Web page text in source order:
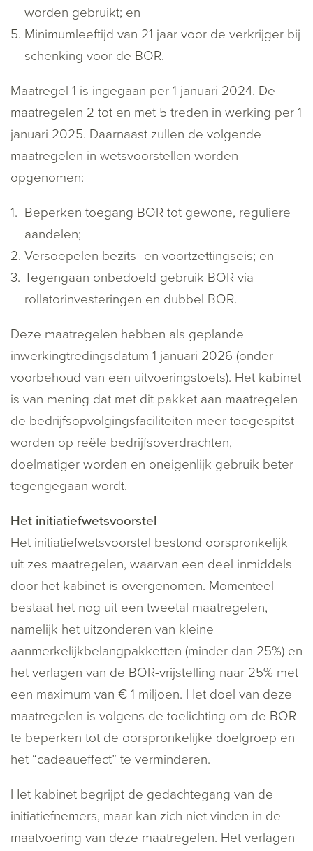
worden gebruikt; en
Minimumleeftijd van 21 jaar voor de verkrijger bij
schenking voor de BOR.
Maatregel 1 is ingegaan per 1 januari 2024. De
maatregelen 2 tot en met 5 treden in werking per 1
januari 2025. Daarnaast zullen de volgende
maatregelen in wetsvoorstellen worden
opgenomen:
Beperken toegang BOR tot gewone, reguliere
aandelen;
Versoepelen bezits- en voortzettingseis; en
Tegengaan onbedoeld gebruik BOR via
rollatorinvesteringen en dubbel BOR.
Deze maatregelen hebben als geplande
inwerkingtredingsdatum 1 januari 2026 (onder
voorbehoud van een uitvoeringstoets). Het kabinet
is van mening dat met dit pakket aan maatregelen
de bedrijfsopvolgingsfaciliteiten meer toegespitst
worden op reële bedrijfsoverdrachten,
doelmatiger worden en oneigenlijk gebruik beter
tegengegaan wordt.
Het initiatiefwetsvoorstel
Het initiatiefwetsvoorstel bestond oorspronkelijk
uit zes maatregelen, waarvan een deel inmiddels
door het kabinet is overgenomen. Momenteel
bestaat het nog uit een tweetal maatregelen,
namelijk het uitzonderen van kleine
aanmerkelijkbelangpakketten (minder dan 25%) en
het verlagen van de BOR-vrijstelling naar 25% met
een maximum van € 1 miljoen. Het doel van deze
maatregelen is volgens de toelichting om de BOR
te beperken tot de oorspronkelijke doelgroep en
het “cadeaueffect” te verminderen.
Het kabinet begrijpt de gedachtegang van de
initiatiefnemers, maar kan zich niet vinden in de
maatvoering van deze maatregelen. Het verlagen